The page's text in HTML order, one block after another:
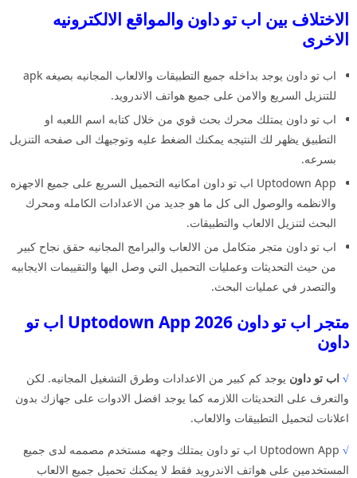
الاختلاف بين اب تو داون والمواقع الالكترونيه
الاخرى
اب تو داون يوجد بداخله جميع التطبيقات والالعاب المجانيه بصيغه apk
للتنزيل السريع والامن على جميع هواتف الاندرويد.
اب تو داون يمتلك محرك بحث قوي من خلال كتابه اسم اللعبه او
التطبيق يظهر لك النتيجه يمكنك الضغط عليه وتوجيهك الى صفحه التنزيل
بسرعه.
Uptodown App اب تو داون امكانيه التحميل السريع على جميع الاجهزه
والانظمه والوصول الى كل ما هو جديد من الاعدادات الكامله ومحرك
البحث لتنزيل الالعاب والتطبيقات.
اب تو داون متجر متكامل من الالعاب والبرامج المجانيه حقق نجاح كبير
من حيث التحديثات وعمليات التحميل التي وصل اليها والتقييمات الايجابيه
والتصدر في عمليات البحث.
متجر اب تو داون 2026 Uptodown App اب تو
داون
√ اب تو داون يوجد كم كبير من الاعدادات وطرق التشغيل المجانيه. لكن
والتعرف على التحديثات اللازمه كما يوجد افضل الادوات على جهازك بدون
اعلانات لتحميل التطبيقات والالعاب.
√
Uptodown App اب تو داون يمتلك وجهه مستخدم مصممه لدى جميع
المستخدمين على هواتف الاندرويد فقط لا يمكنك تحميل جميع الالعاب